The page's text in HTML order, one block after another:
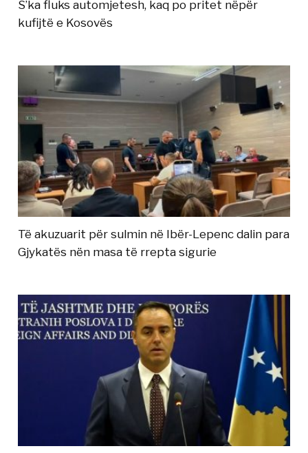
S’ka fluks automjetesh, kaq po pritet nëpër
kufijtë e Kosovës
Të akuzuarit për sulmin në Ibër-Lepenc dalin para
Gjykatës nën masa të rrepta sigurie